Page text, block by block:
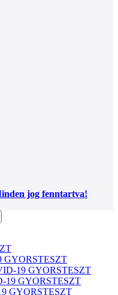
jog fenntartva!
GYORSTESZT
19 GYORSTESZT
19 GYORSTESZT
GYORSTESZT